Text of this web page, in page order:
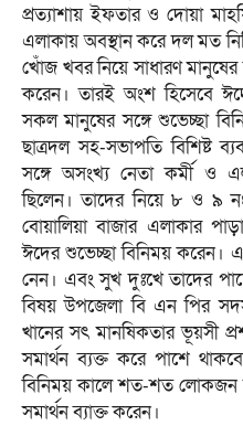
প্রত্যাশায় ইফতার ও দোয়া
এলাকায় অবস্থান করে দল মত
খোঁজ খবর নিয়ে সাধারণ মানুষের
করেন। তারই অংশ হিসেবে
সকল মানুষের সঙ্গে শুভেচ্ছা
ছাত্রদল সহ-সভাপতি বিশিষ্ট
সঙ্গে অসংখ্য নেতা কর্মী ও
ছিলেন। তাদের নিয়ে ৮ ও ৯
বোয়ালিয়া বাজার এলাকার
ঈদের শুভেচ্ছা বিনিময় করেন।
নেন। এবং সুখ দুঃখে তাদের
বিষয় উপজেলা বি এন পির
খানের সৎ মানষিকতার ভূয়সী
সমার্থন ব্যক্ত করে পাশে
বিনিময় কালে শত-শত লোকজন
সমার্থন ব্যাক্ত করেন।